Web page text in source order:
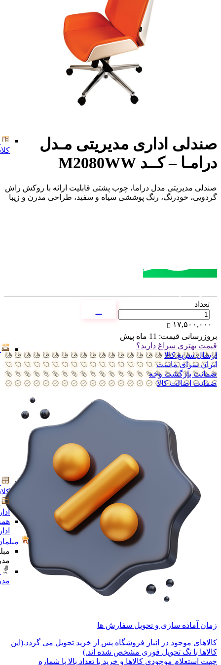
صندلی اداری مدیریتی مـدل
درامـا – کــد M2080WW
صندلی مدیریتی مدل دراما، چوب پشتی قابلیت ارائه با روکش راش
گردویی، خودرنگ، رنگ پوششی سیاه و سفید، طراحی مدرن و زیبا
تعداد
۱۷,۵۰۰,۰۰۰
بروزرسانی قیمت: 11 ماه پیش
قیمت بهتری سراغ دارید؟
ارسال سریع کالا
ایران سرای ماست
ضمانت بازگشت وجه
ضمانت اضالت کالا
زمان آماده سازی و تحویل سفارش ها
کالاهای موجود در انبار فروشگاه پس از خرید تحویل می گردد.(این
کالاها با تگ تحویل فوری مشخص شده اند.)
جهت استعلام موجودی کالاها و خرید با تعداد بالا با شماره